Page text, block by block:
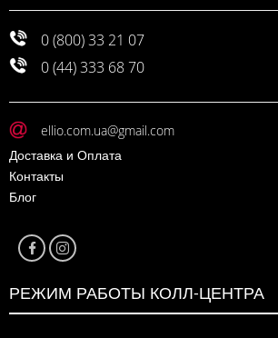
0 (800) 33 21 07
0 (44) 333 68 70
ellio.com.ua@gmail.com
Доставка и Оплата
Контакты
Блог
РЕЖИМ РАБОТЫ КОЛЛ-ЦЕНТРА